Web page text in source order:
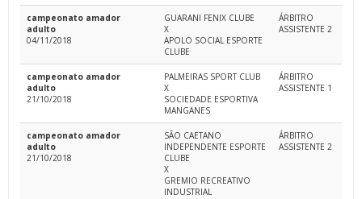
campeonato amador
adulto
04/11/2018
GUARANI FENIX CLUBE
X
APOLO SOCIAL ESPORTE
CLUBE
ÁRBITRO
ASSISTENTE 2
campeonato amador
adulto
21/10/2018
PALMEIRAS SPORT CLUB
X
SOCIEDADE ESPORTIVA
MANGANES
ÁRBITRO
ASSISTENTE 1
campeonato amador
adulto
21/10/2018
SÃO CAETANO
INDEPENDENTE ESPORTE
CLUBE
X
GREMIO RECREATIVO
INDUSTRIAL
ÁRBITRO
ASSISTENTE 2